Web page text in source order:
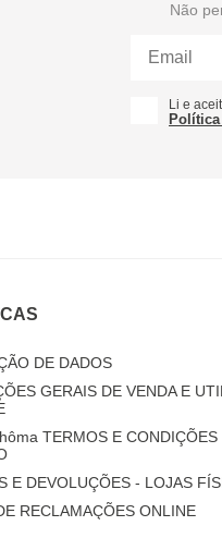
Não
Li e
DE DADOS
GERAIS DE VENDA E
hôma TERMOS E CONDIÇÕES
E DEVOLUÇÕES - LOJAS
RECLAMAÇÕES ONLINE